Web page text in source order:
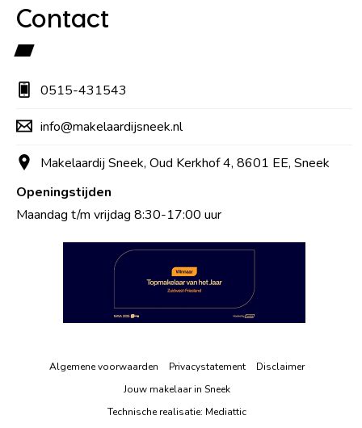
Contact
0515-431543
info@makelaardijsneek.nl
Makelaardij Sneek, Oud Kerkhof 4, 8601 EE, Sneek
Openingstijden
Maandag t/m vrijdag 8:30-17:00 uur
Algemene voorwaarden Privacystatement
Disclaimer
Jouw makelaar in Sneek
Technische realisatie: Mediattic